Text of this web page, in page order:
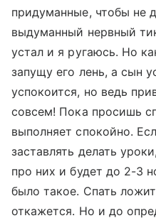
придуманные, чтобы не
выдуманный нервный
устал и я ругаюсь. Но
запущу его лень, а сын
успокоится, но ведь
совсем! Пока просишь
выполняет спокойно.
заставлять делать
про них и будет до 2-3
было такое. Спать
откажется. Но и до